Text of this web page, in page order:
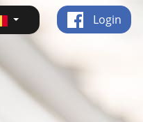
Login